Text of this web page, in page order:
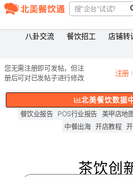
八卦交流 餐饮招工 店铺转
您无需注册即可发帖，但注
册后可对已发帖子进行修改
注册
北美餐饮数据
餐饮业报告 POS行业报告 美甲店地
中餐出海 开店教程
茶饮创